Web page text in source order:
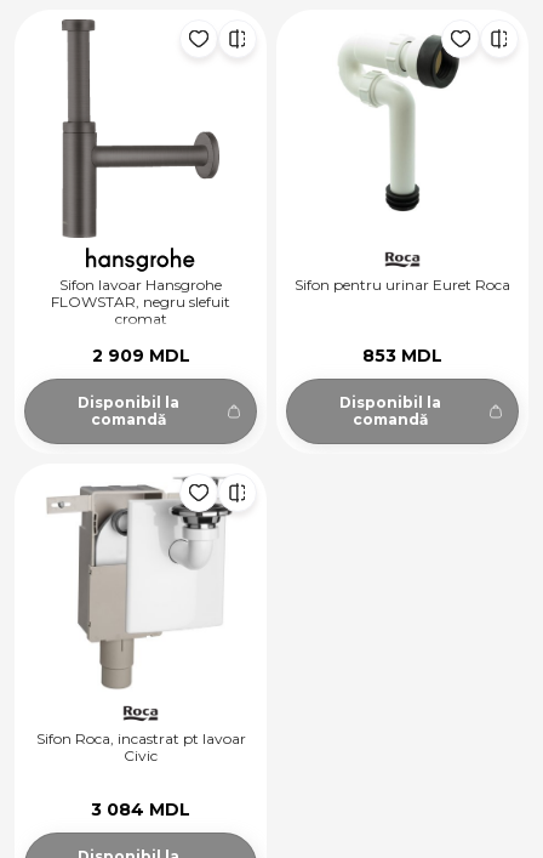
Sifon lavoar Hansgrohe
FLOWSTAR, negru slefuit
cromat
2 909 MDL
Disponibil la
comandă
Sifon pentru urinar Euret Roca
853 MDL
Disponibil la
comandă
Sifon Roca, incastrat pt lavoar
Civic
3 084 MDL